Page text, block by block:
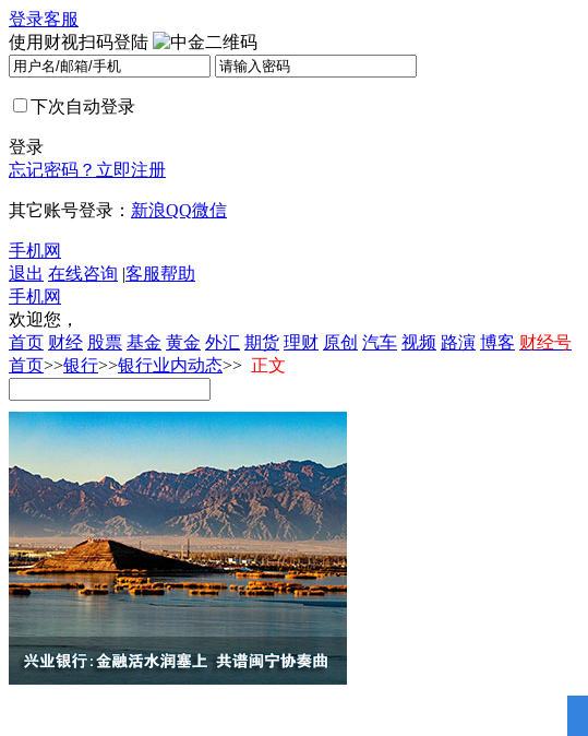
登录客服
使用财视扫码登陆
下次自动登录
登录
忘记密码？ 立即注册
其它账号登录： 新浪QQ微信
手机网
退出 在线咨询 |客服帮助
手机网
欢迎您，
首页 财经 股票 基金 黄金 外汇 期货 理财 原创 汽车 视频 路演 博客 财经号
首页>>银行>>银行业内动态>> 正文